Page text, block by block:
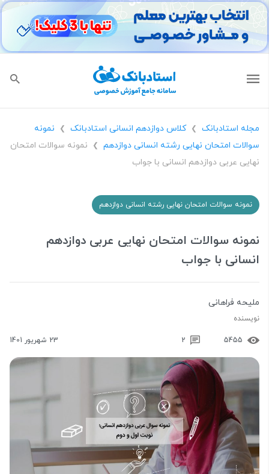
مجله استادبانک ❯ کلاس دوازدهم انسانی استادبانک ❯
نمونه
سوالات امتحان نهایی رشته انسانی دوازدهم
❯
نمونه سوالات امتحان
نهایی عربی دوازدهم انسانی با جواب
نمونه سوالات امتحان نهایی رشته انسانی دوازدهم
نمونه سوالات امتحان نهایی عربی دوازدهم
انسانی با جواب
ملیحه فراهانی
نویسنده
5455
2 23 شهریور 1401